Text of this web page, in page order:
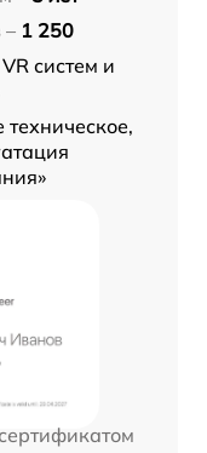
1 250
систем и